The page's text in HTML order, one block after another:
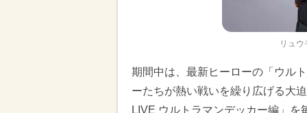
リュ
期間中は、最新ヒーローの「ウル
ーたちが熱い戦いを繰り広げる大
LIVE ウルトラマンデッカー編」